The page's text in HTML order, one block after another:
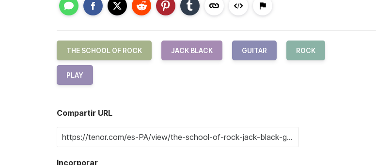
THE SCHOOL OF ROCK JACK BLACK GUITAR ROCK
PLAY
Compartir URL
Incorporar